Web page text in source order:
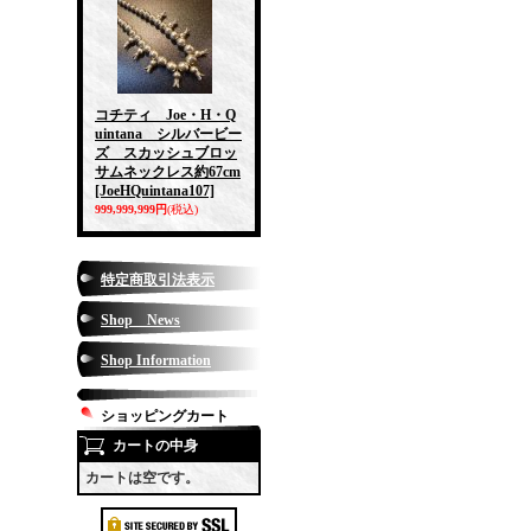
コチティ Joe・H・Q
uintana シルバービー
ズ スカッシュブロッ
サムネックレス約67cm
[JoeHQuintana107]
999,999,999円(税込)
特定商取引法表示
Shop News
Shop Information
ショッピングカート
カートの中身
カートは空です。